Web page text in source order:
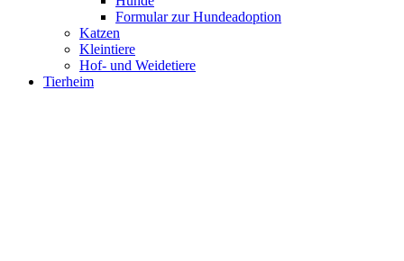
Formular zur Hundeadoption
Katzen
Kleintiere
Hof- und Weidetiere
Tierheim